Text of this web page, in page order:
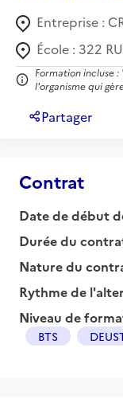
Entreprise :
École : 322
Formation incluse
l'organisme qui
Partager
Contrat
Date de début
Durée du
Nature du
Rythme de
Niveau de
BTS